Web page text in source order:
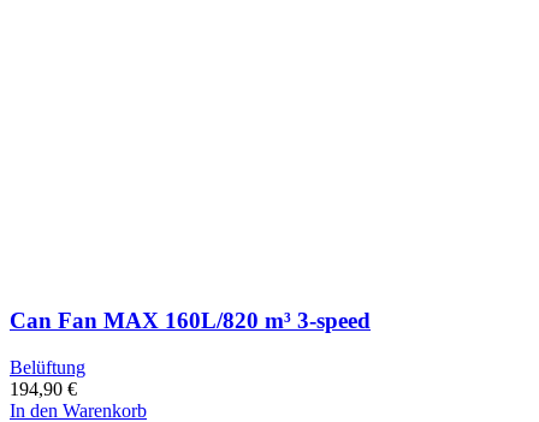
Can Fan MAX 160L/820 m³ 3-speed
Belüftung
194,90 €
In den Warenkorb